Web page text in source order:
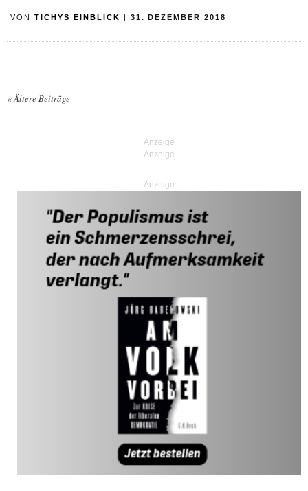
VON TICHYS EINBLICK | 31. DEZEMBER 2018
«Ältere Beiträge
Anzeige